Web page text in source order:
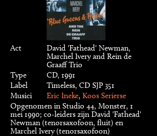
Act
David 'Fathead' Newman,
Marchel Ivery and Rein de
Graaff Trio
Type
CD, 1991
Label
Timeless, CD SJP 351
Musici
Eric Ineke, Koos Serierse
Opgenomen in Studio 44, Monster, 1
mei 1990; co-leiders zijn David 'Fathead'
Newman (tenorsaxofoon, fluit) en
Marchel Ivery (tenorsaxofoon)